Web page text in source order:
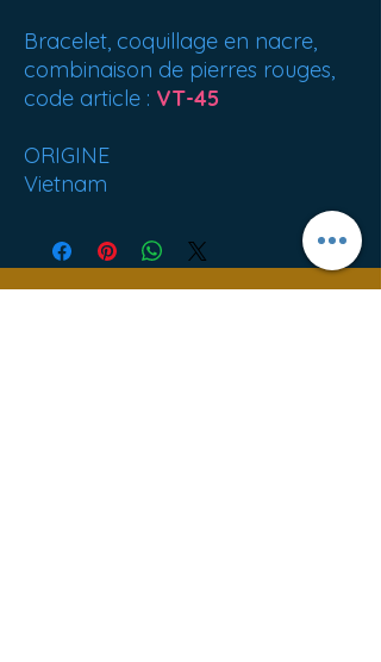
Bracelet, coquillage en nacre,
combinaison de pierres rouges,
code article : VT-45
ORIGINE
Vietnam